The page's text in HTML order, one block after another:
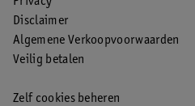
Disclaimer
Algemene Verkoopvoorwaarden
Veilig betalen
Zelf cookies beheren